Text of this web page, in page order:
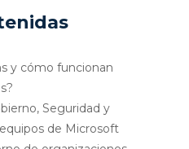
y cómo funcionan
Seguridad y
de Microsoft